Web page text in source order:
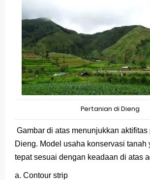
Pertanian di Dieng
Gambar di atas menunjukkan aktifitas
Dieng. Model usaha konservasi tanah
tepat sesuai dengan keadaan di atas
a. Contour strip